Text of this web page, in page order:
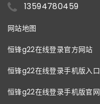
13594780459
网站地图
恒锋g22在线登录官方网站
恒锋g22在线登录手机版入口
恒锋g22在线登录手机版官网